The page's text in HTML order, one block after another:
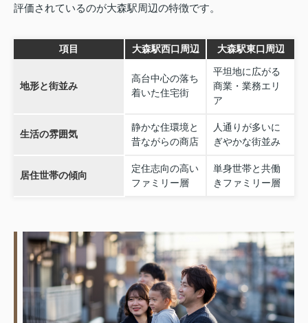
評価されているのが大森駅周辺の特徴です。
項目 大森駅西口周辺 大森駅東口周辺
地形と街並み
高台中心の落ち
着いた住宅街
平坦地に広がる
商業・業務エリ
ア
生活の雰囲気
静かな住環境と
昔ながらの商店
人通りが多いに
ぎやかな街並み
居住世帯の傾向
定住志向の高い
ファミリー層
単身世帯と共働
きファミリー層